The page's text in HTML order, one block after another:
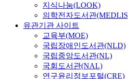
지식나눔(LOOK)
의학전자도서관
유관기관 사이트
교육부(MOE)
국립장애인도서관(NLD)
국립중앙도서관(NL)
국회도서관(NAL)
연구윤리정보포털(CRE)